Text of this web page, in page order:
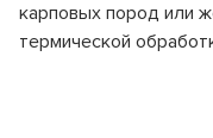
карповых пород или
термической